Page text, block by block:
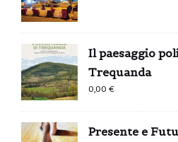
Il paesaggio
Trequanda
0,00€
Presente e